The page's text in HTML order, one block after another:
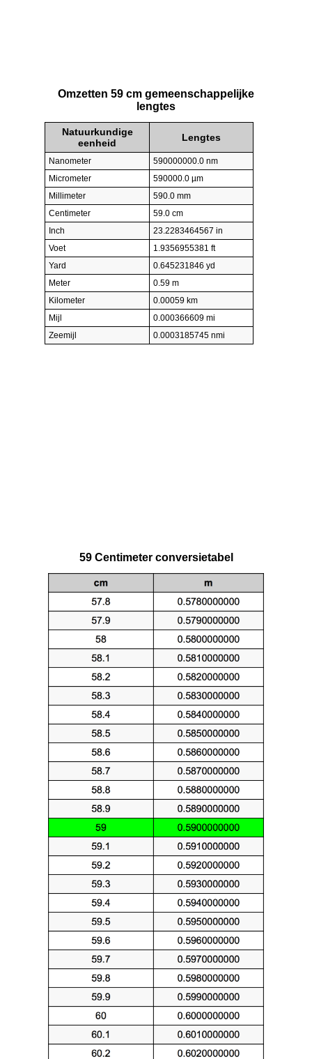
Omzetten 59 cm gemeenschappelijke
lengtes
Natuurkundige
eenheid
Lengtes
Nanometer
590000000.0 nm
Micrometer
590000.0 µm
Millimeter
590.0 mm
Centimeter
59.0 cm
Inch
23.2283464567 in
Voet
1.9356955381 ft
Yard
0.645231846 yd
Meter
0.59 m
Kilometer
0.00059 km
Mijl
0.000366609 mi
Zeemijl
0.0003185745 nmi
59 Centimeter conversietabel